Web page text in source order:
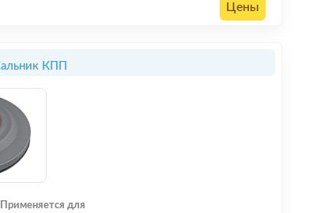
Цены
КПП
Применяется для